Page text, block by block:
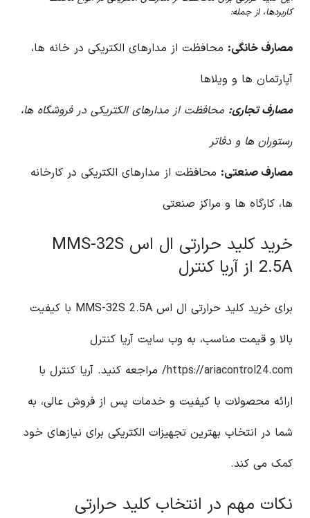
کاربردها، از جمله:
مصارف خانگی: محافظت از مدارهای الکتریکی در خانه ها،
آپارتمان ها و ویلاها
مصارف تجاری: محافظت از مدارهای الکتریکی در فروشگاه ها،
رستوران ها و دفاتر
مصارف صنعتی: محافظت از مدارهای الکتریکی در کارخانه
ها، کارگاه ها و مراکز صنعتی
خرید کلید حرارتی ال اس MMS-32S
2.5A از آریا کنترل
برای خرید کلید حرارتی ال اس MMS-32S 2.5A با کیفیت
بالا و قیمت مناسب، به وب سایت آریا کنترل
https://ariacontrol24.com/ مراجعه کنید. آریا کنترل با
ارائه محصولات با کیفیت و خدمات پس از فروش عالی، به
شما در انتخاب بهترین تجهیزات الکتریکی برای نیازهای خود
کمک می کند.
نکات مهم در انتخاب کلید حرارتی